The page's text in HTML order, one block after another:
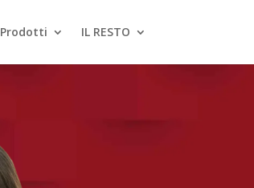
Prodotti IL RESTO